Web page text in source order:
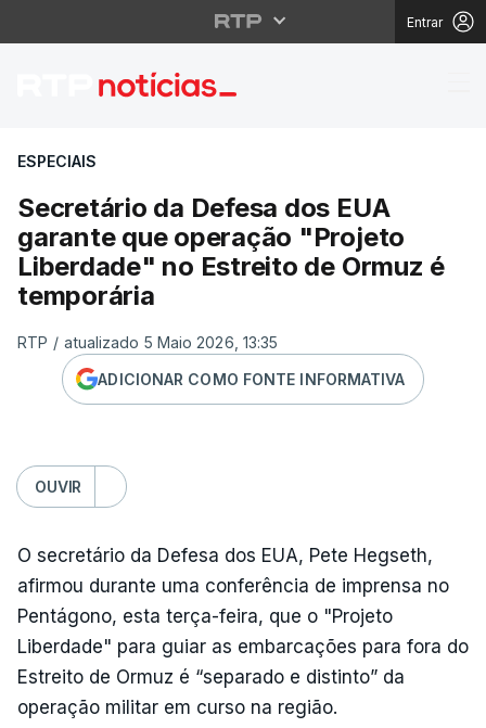
Entrar
Secretário da Defesa
ESPECIAIS
Secretário da Defesa dos EUA
garante que operação "Projeto
Liberdade" no Estreito de Ormuz é
temporária
RTP / atualizado 5 Maio 2026, 13:35
ADICIONAR COMO FONTE INFORMATIVA
OUVIR
O secretário da Defesa dos EUA, Pete Hegseth,
afirmou durante uma conferência de imprensa no
Pentágono, esta terça-feira, que o "Projeto
Liberdade" para guiar as embarcações para fora do
Estreito de Ormuz é “separado e distinto” da
operação militar em curso na região.